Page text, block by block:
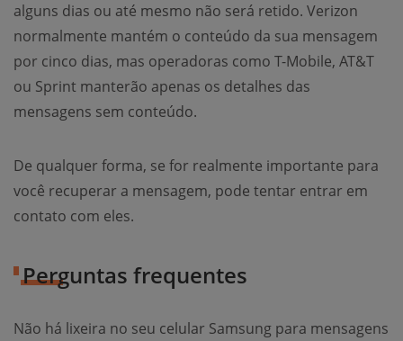
alguns dias ou até mesmo não será retido. Verizon
normalmente mantém o conteúdo da sua mensagem
por cinco dias, mas operadoras como T-Mobile, AT&T
ou Sprint manterão apenas os detalhes das
mensagens sem conteúdo.
De qualquer forma, se for realmente importante para
você recuperar a mensagem, pode tentar entrar em
contato com eles.
Perguntas frequentes
Não há lixeira no seu celular Samsung para mensagens